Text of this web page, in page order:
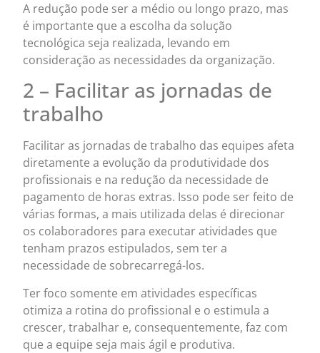
A redução pode ser a médio ou longo prazo, mas
é importante que a escolha da solução
tecnológica seja realizada, levando em
consideração as necessidades da organização.
2 – Facilitar as jornadas de
trabalho
Facilitar as jornadas de trabalho das equipes afeta
diretamente a evolução da produtividade dos
profissionais e na redução da necessidade de
pagamento de horas extras. Isso pode ser feito de
várias formas, a mais utilizada delas é direcionar
os colaboradores para executar atividades que
tenham prazos estipulados, sem ter a
necessidade de sobrecarregá-los.
Ter foco somente em atividades específicas
otimiza a rotina do profissional e o estimula a
crescer, trabalhar e, consequentemente, faz com
que a equipe seja mais ágil e produtiva.